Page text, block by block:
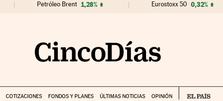
Petróleo Brent 1,28% Eurostoxx 50 0,32%
COTIZACIONES FONDOS Y PLANES ÚLTIMAS NOTICIAS OPINIÓN